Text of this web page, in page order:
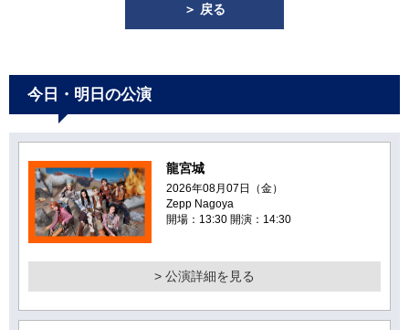
＞ 戻る
今日・明日の公演
龍宮城
2026年08月07日（金）
Zepp Nagoya
開場：13:30 開演：14:30
> 公演詳細を見る